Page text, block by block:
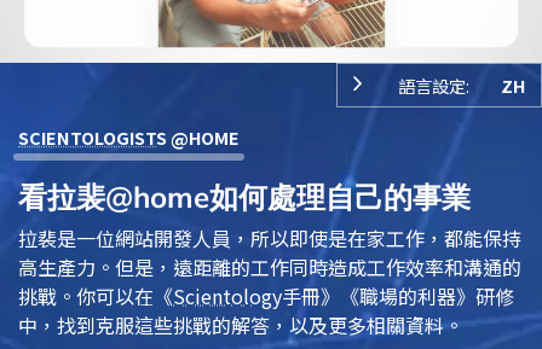
Video
語言設定: ZH
SCIENTOLOGISTS @HOME
看拉裴@home如何處理自己的事業
拉裴是一位網站開發人員，所以即使是在家工作，都能保持
高生產力。但是，遠距離的工作同時造成工作效率和溝通的
挑戰。你可以在 《Scientology手冊》 《職場的利器》 研修
中，找到克服這些挑戰的解答，以及更多相關資料。